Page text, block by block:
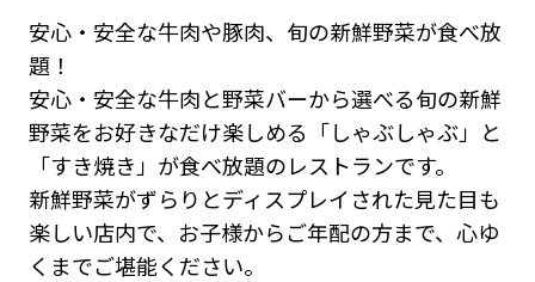
安心・安全な牛肉や豚肉、旬の新鮮野菜が食べ放
題！
安心・安全な牛肉と野菜バーから選べる旬の新鮮
野菜をお好きなだけ楽しめる「しゃぶしゃぶ」と
「すき焼き」が食べ放題のレストランです。
新鮮野菜がずらりとディスプレイされた見た目も
楽しい店内で、お子様からご年配の方まで、心ゆ
くまでご堪能ください。